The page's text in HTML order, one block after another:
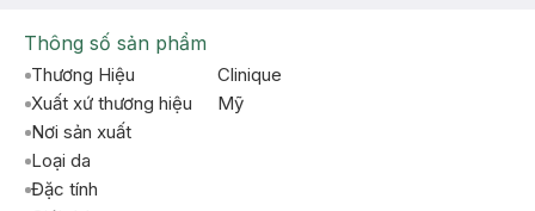
Thông số sản phẩm
Thương Hiệu
Clinique
Xuất xứ thương hiệu
Mỹ
Nơi sản xuất
Loại da
Đặc tính